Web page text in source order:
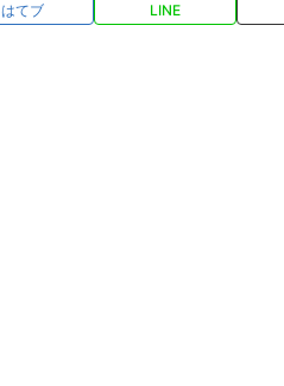
はてブ LINE